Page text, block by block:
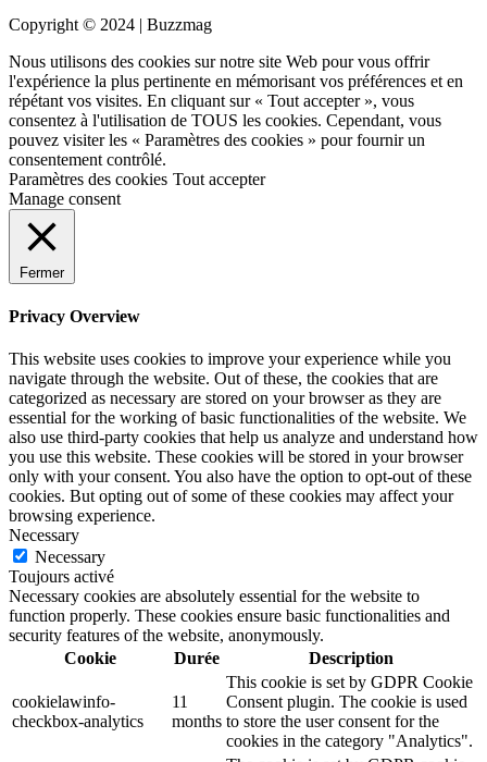
Copyright © 2024 | Buzzmag
Nous utilisons des cookies sur notre site Web pour vous offrir
l'expérience la plus pertinente en mémorisant vos préférences et en
répétant vos visites. En cliquant sur « Tout accepter », vous
consentez à l'utilisation de TOUS les cookies. Cependant, vous
pouvez visiter les « Paramètres des cookies » pour fournir un
consentement contrôlé.
Paramètres des cookies Tout accepter
Manage consent
Fermer
Privacy Overview
This website uses cookies to improve your experience while you
navigate through the website. Out of these, the cookies that are
categorized as necessary are stored on your browser as they are
essential for the working of basic functionalities of the website. We
also use third-party cookies that help us analyze and understand how
you use this website. These cookies will be stored in your browser
only with your consent. You also have the option to opt-out of these
cookies. But opting out of some of these cookies may affect your
browsing experience.
Necessary
Necessary
Toujours activé
Necessary cookies are absolutely essential for the website to
function properly. These cookies ensure basic functionalities and
security features of the website, anonymously.
Cookie
Durée Description
cookielawinfo-
checkbox-analytics
11
months
This cookie is set by GDPR Cookie
Consent plugin. The cookie is used
to store the user consent for the
cookies in the category "Analytics".